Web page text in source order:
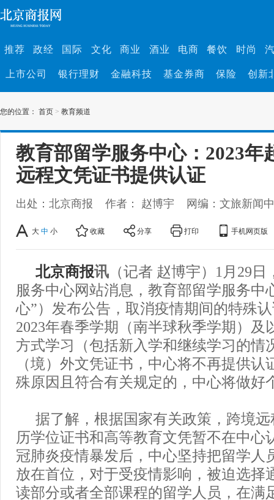
推荐 政经 国际 文化 商业 酒业 电商 餐饮 时尚
上市公司 银行理财 金融科技 基金券商 保险 创新
您的位置： 首页 > 教育频道
教育部留学服务中心：2023年
远程文凭证书提供认证
出处：北京商报 作者： 赵博宇 网编：文旅新闻
大 中 小 收藏 分享 打印 手机网页版
北京商报讯 （记者 赵博宇）1月29
服务中心网站消息，教育部留学服务中
心”）发布公告，取消疫情期间的特殊
2023年春季学期（南半球秋季学期）及
方式学习（包括新入学和继续学习的情
（境）外文凭证书，中心将不再提供认
殊原因且符合有关规定的，中心将做好
据了解，根据国家有关政策，跨境
历学位证书和高等教育文凭暂不在中心
冠肺炎疫情暴发后，中心坚持把留学人
放在首位，对于受疫情影响，被迫选择
读部分或者全部课程的留学人员，在满